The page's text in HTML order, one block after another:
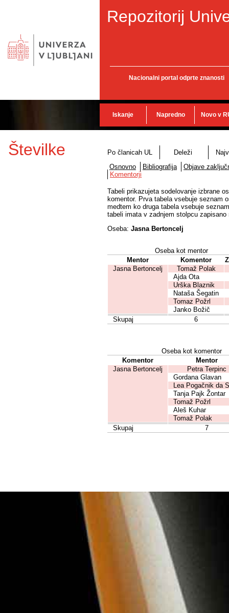
Repozitorij
Nacionalni portal odprte znanosti
Iskanje Napredno Novo v
Številke Po članicah UL Deleži
Osnovno
Bibliografija
Objave
Komentorji
Tabeli prikazujeta sodelovanje izbrane
komentor. Prva tabela vsebuje seznam
medtem ko druga tabela vsebuje
tabeli imata v zadnjem stolpcu
Oseba: Jasna Bertoncelj
Oseba kot mentor
Mentor
Komentor
Jasna Bertoncelj
Tomaž Polak
Ajda Ota
Urška Blaznik
Nataša Šegatin
Tomaz Požrl
Janko Božič
Skupaj
6
Oseba kot komentor
Komentor
Mentor
Jasna Bertoncelj
Petra Terpinc
Gordana Glavan
Lea Pogačnik da
Tanja Pajk Žontar
Tomaž Požrl
Aleš Kuhar
Tomaž Polak
Skupaj
7